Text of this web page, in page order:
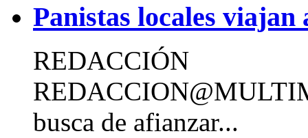
Panistas locales viajan
REDACCIÓN
busca de afianzar...